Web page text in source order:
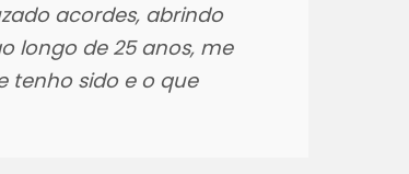
acordes, abrindo
longo de 25 anos, me
tenho sido e o que